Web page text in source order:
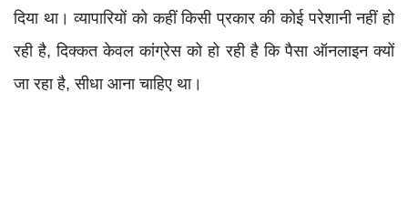
दिया था। व्यापारियों को कहीं किसी प्रकार की कोई परेशानी नहीं हो
रही है, दिक्कत केवल कांग्रेस को हो रही है कि पैसा ऑनलाइन क्यों
जा रहा है, सीधा आना चाहिए था।